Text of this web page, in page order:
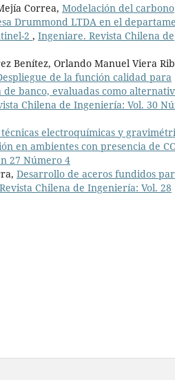
Correa, Modelación del carbono
Drummond LTDA en el
2 , Ingeniare. Revista Chilena de
Benítez, Orlando Manuel Viera
de la función calidad para
banco, evaluadas como
Chilena de Ingeniería: Vol. 30
electroquímicas y
en ambientes con presencia de
27 Número 4
Desarrollo de aceros fundidos
Chilena de Ingeniería: Vol. 28